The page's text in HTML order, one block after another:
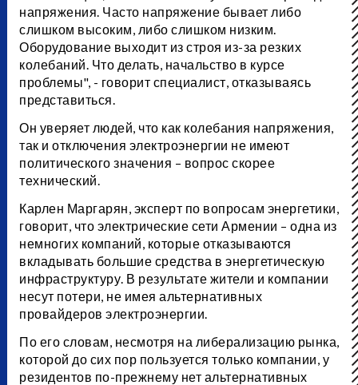
напряжения. Часто напряжение бывает либо
слишком высоким, либо слишком низким.
Оборудование выходит из строя из-за резких
колебаний. Что делать, начальство в курсе
проблемы", - говорит специалист, отказываясь
представиться.
Он уверяет людей, что как колебания напряжения,
так и отключения электроэнергии не имеют
политического значения – вопрос скорее
технический.
Карлен Маргарян, эксперт по вопросам энергетики,
говорит, что электрические сети Армении – одна из
немногих компаний, которые отказываются
вкладывать большие средства в энергетическую
инфраструктуру. В результате жители и компании
несут потери, не имея альтернативных
провайдеров электроэнергии.
По его словам, несмотря на либерализацию рынка,
которой до сих пор пользуется только компании, у
резидентов по-прежнему нет альтернативных